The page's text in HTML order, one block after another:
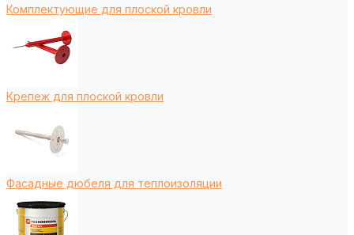
Комплектующие для плоской кровли
Крепеж для плоской кровли
Фасадные дюбеля для теплоизоляции